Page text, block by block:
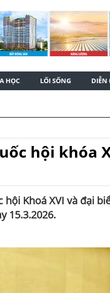
HỌC LỐI SỐNG DIỄN
hội khóa
Khoá XVI và đại
15.3.2026.